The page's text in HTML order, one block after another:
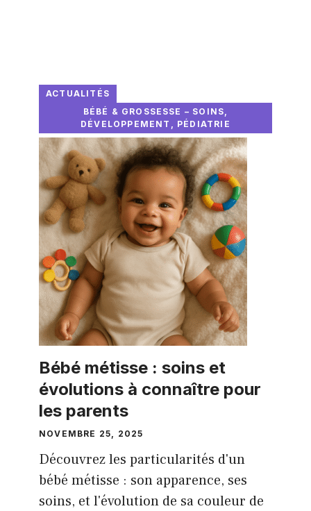
ACTUALITÉS
BÉBÉ & GROSSESSE – SOINS,
DÉVELOPPEMENT, PÉDIATRIE
Bébé métisse : soins et
évolutions à connaître pour
les parents
NOVEMBRE 25, 2025
Découvrez les particularités d'un
bébé métisse : son apparence, ses
soins, et l'évolution de sa couleur de